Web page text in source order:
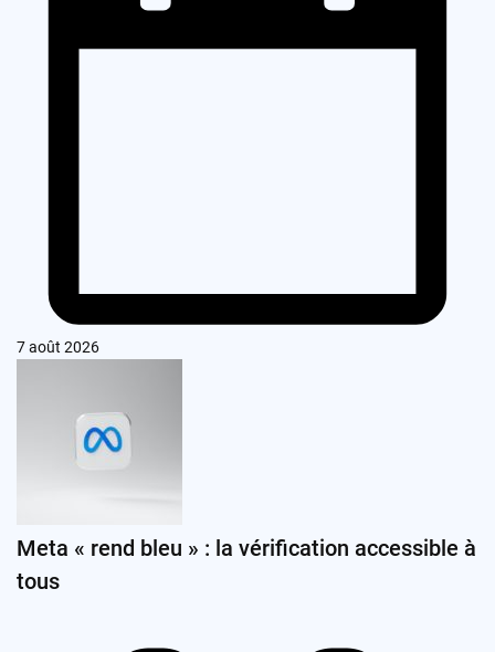
7 août 2026
Meta « rend bleu » : la vérification accessible à
tous